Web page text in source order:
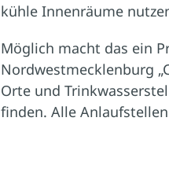
kühle Innenräume
Möglich macht das ein
Nordwestmecklenburg
Orte und
finden. Alle